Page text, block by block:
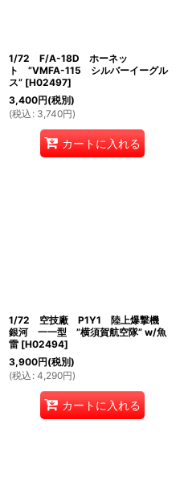
1/72 F/A-18D ホーネッ
ト ”VMFA-115 シルバーイーグル
ス” [H02497]
3,400円(税別)
(税込 : 3,740円)
カートに入れる
1/72 空技廠 P1Y1 陸上爆撃機
銀河 一一型 ”横須賀航空隊” w/魚
雷 [H02494]
3,900円(税別)
(税込 : 4,290円)
カートに入れる